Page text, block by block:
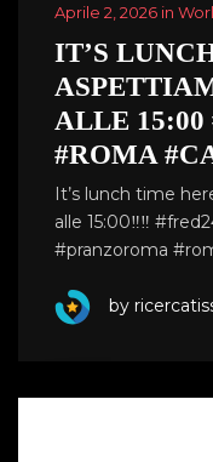
Aprile 2, 2026 in
IT’S
ALLE 15:00
#ROMA
It’s lunch time
alle 15:00‼️‼️
#pranzoroma
by